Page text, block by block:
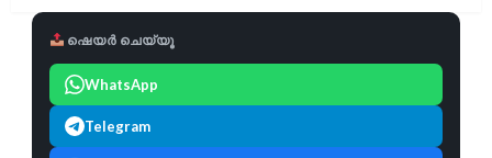
ഷെയർ ചെയ്യൂ
WhatsApp
Telegram